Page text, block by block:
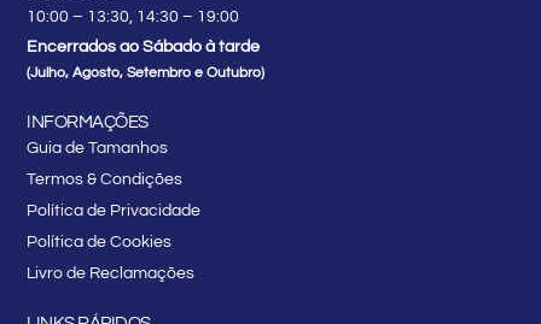
10:00 – 13:30, 14:30 – 19:00
Encerrados ao Sábado à tarde
(Julho, Agosto, Setembro e Outubro)
INFORMAÇÕES
Guia de Tamanhos
Termos & Condições
Política de Privacidade
Política de Cookies
Livro de Reclamações